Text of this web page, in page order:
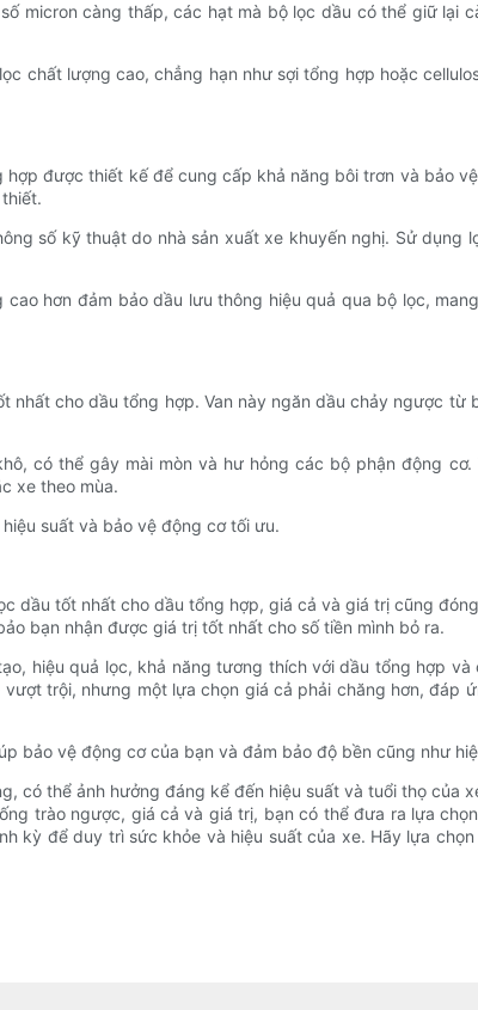
micron càng thấp, các hạt mà bộ lọc dầu có thể giữ lại
chất lượng cao, chẳng hạn như sợi tổng hợp hoặc
được thiết kế để cung cấp khả năng bôi trơn và bảo
số kỹ thuật do nhà sản xuất xe khuyến nghị. Sử dụng
hơn đảm bảo dầu lưu thông hiệu quả qua bộ lọc,
cho dầu tổng hợp. Van này ngăn dầu chảy ngược từ
có thể gây mài mòn và hư hỏng các bộ phận động
xe theo mùa.
suất và bảo vệ động cơ tối ưu.
dầu tốt nhất cho dầu tổng hợp, giá cả và giá trị cũng
bạn nhận được giá trị tốt nhất cho số tiền mình bỏ ra.
hiệu quả lọc, khả năng tương thích với dầu tổng hợp
trội, nhưng một lựa chọn giá cả phải chăng hơn, đáp
bảo vệ động cơ của bạn và đảm bảo độ bền cũng như
có thể ảnh hưởng đáng kể đến hiệu suất và tuổi thọ của
trào ngược, giá cả và giá trị, bạn có thể đưa ra lựa
kỳ để duy trì sức khỏe và hiệu suất của xe. Hãy lựa